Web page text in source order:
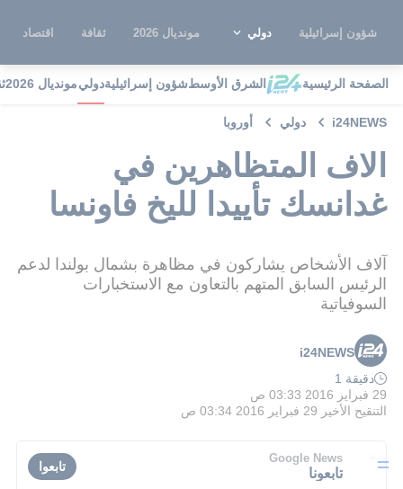
شؤون إسرائيلية دولي مونديال 2026 ثقافة اقتصاد
الصفحة الرئيسية الشرق الأوسطشؤون إسرائيليةدوليمونديال 2026
i24NEWS دولي أوروبا
الاف المتظاهرين في
غدانسك تأييدا لليخ فاونسا
آلاف الأشخاص يشاركون في مظاهرة بشمال بولندا لدعم
الرئيس السابق المتهم بالتعاون مع الاستخبارات
السوفياتية
i24NEWS
دقيقة 1
29 فبراير 2016 03:33 ص
التنقيح الأخير 29 فبراير 2016 03:34 ص
Google News
تابعونا تابعوا